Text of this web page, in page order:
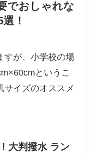
でおしゃれな
！
すが、小学校の場
というこ
サイズのオススメ
大判撥水 ラン